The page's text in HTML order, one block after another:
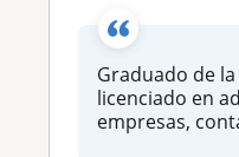
Graduado de
licenciado en
empresas,